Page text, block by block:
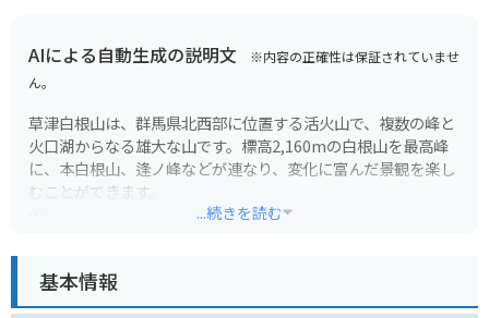
AIによる自動生成の説明文 ※内容の正確性は保証されていませ
ん。
草津白根山は、群馬県北西部に位置する活火山で、複数の峰と
火口湖からなる雄大な山です。標高2,160mの白根山を最高峰
に、本白根山、逢ノ峰などが連なり、変化に富んだ景観を楽し
むことができます。
道が整備されており、間近で湯釜を望むことができます。ま
た、高山植物の宝庫としても知られ、春から秋にかけて色とり
...続きを読む
基本情報